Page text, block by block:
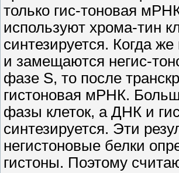
только гис-тоновая
используют хрома-тин
синтезируется. Когда
и замещаются негис-
фазе S, то после
гистоновая мРНК.
фазы клеток, а ДНК и
синтезируется. Эти
негистоновые белки
гистоны. Поэтому